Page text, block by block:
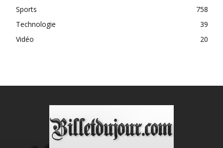
Sports
758
Technologie
39
Vidéo
20